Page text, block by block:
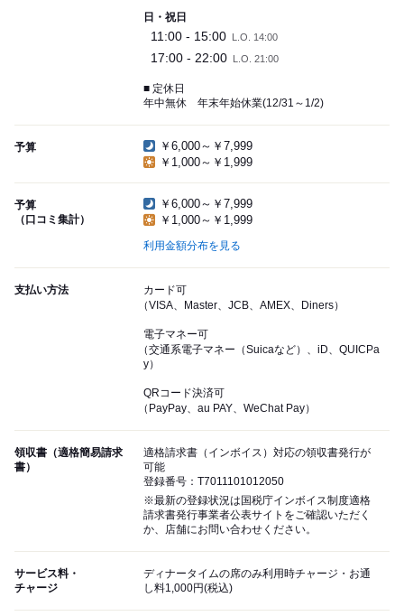
日・祝日
11:00 - 15:00 L.O. 14:00
17:00 - 22:00 L.O. 21:00
■ 定休日
年中無休 年末年始休業(12/31～1/2)
予算
￥6,000～￥7,999
￥1,000～￥1,999
予算
（口コミ集計）
￥6,000～￥7,999
￥1,000～￥1,999
利用金額分布を見る
支払い方法
カード可
（VISA、Master、JCB、AMEX、Diners）
電子マネー可
（交通系電子マネー（Suicaなど）、iD、QUICPa
y）
QRコード決済可
（PayPay、au PAY、WeChat Pay）
領収書（適格簡易請求
書）
適格請求書（インボイス）対応の領収書発行が
可能
登録番号：T7011101012050
※最新の登録状況は国税庁インボイス制度適格
請求書発行事業者公表サイトをご確認いただく
か、店舗にお問い合わせください。
サービス料・
チャージ
ディナータイムの席のみ利用時チャージ・お通
し料1,000円(税込)